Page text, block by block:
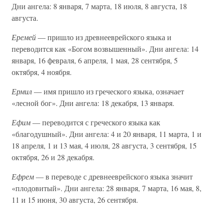
Дни ангела: 8 января, 7 марта, 18 июля, 8 августа, 18
августа.
Еремей— пришло из древнееврейского языка и
переводится как «Богом возвышенный». Дни ангела: 14
января, 16 февраля, 6 апреля, 1 мая, 28 сентября, 5
октября, 4 ноября.
Ермил— имя пришло из греческого языка, означает
«лесной бог». Дни ангела: 18 декабря, 13 января.
Ефим— переводится с греческого языка как
«благодушный». Дни ангела: 4 и 20 января, 11 марта, 1 и
18 апреля, 1 и 13 мая, 4 июля, 28 августа, 3 сентября, 15
октября, 26 и 28 декабря.
Ефрем— в переводе с древнееврейского языка значит
«плодовитый». Дни ангела: 28 января, 7 марта, 16 мая, 8,
11 и 15 июня, 30 августа, 26 сентября.